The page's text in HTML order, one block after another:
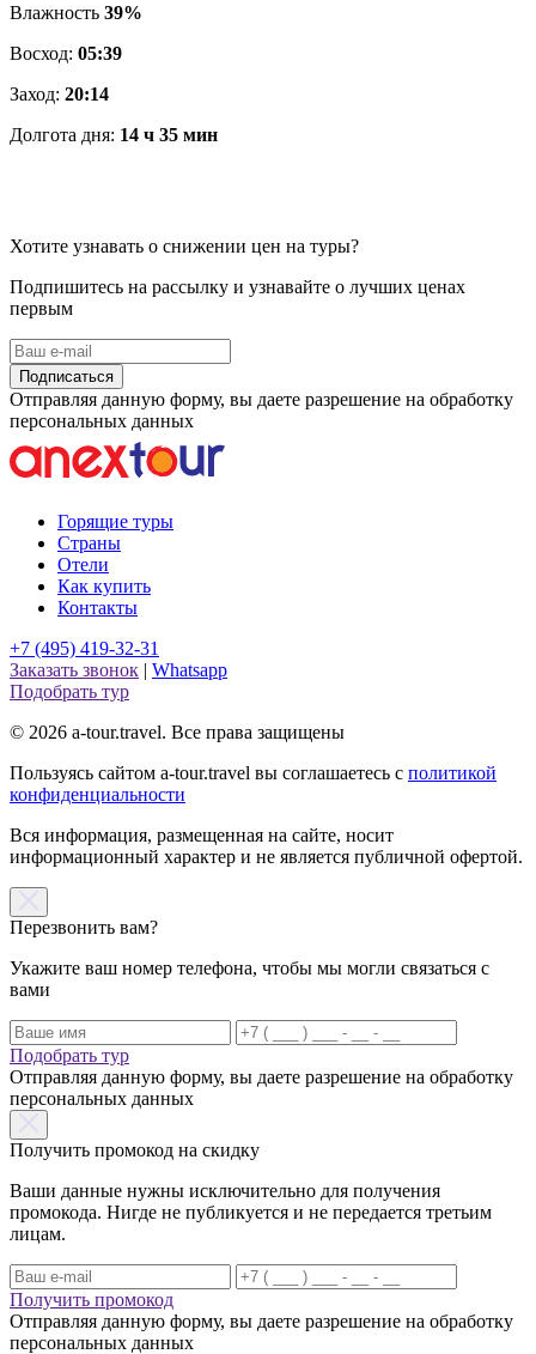
Влажность 39%
Восход: 05:39
Заход: 20:14
Долгота дня: 14 ч 35 мин
Хотите узнавать о снижении цен на туры?
Подпишитесь на рассылку и узнавайте о лучших ценах
первым
Подписаться
Отправляя данную форму, вы даете разрешение на обработку
персональных данных
Горящие туры
Страны
Отели
Как купить
Контакты
+7 (495) 419-32-31
Заказать звонок | Whatsapp
Подобрать тур
© 2026 a-tour.travel. Все права защищены
Пользуясь сайтом a-tour.travel вы соглашаетесь с политикой
конфиденциальности
Вся информация, размещенная на сайте, носит
информационный характер и не является публичной офертой.
Перезвонить вам?
Укажите ваш номер телефона, чтобы мы могли связаться с
вами
Подобрать тур
Отправляя данную форму, вы даете разрешение на обработку
персональных данных
Получить промокод на скидку
Ваши данные нужны исключительно для получения
промокода. Нигде не публикуется и не передается третьим
лицам.
Получить промокод
Отправляя данную форму, вы даете разрешение на обработку
персональных данных